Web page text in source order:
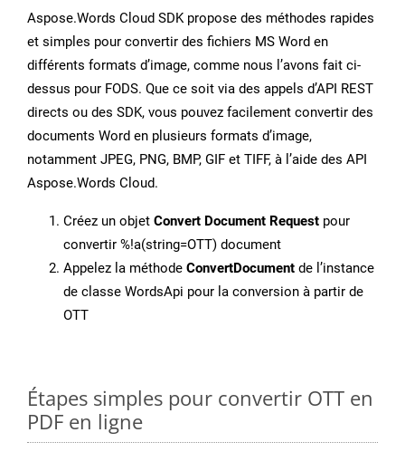
Aspose.Words Cloud SDK propose des méthodes rapides
et simples pour convertir des fichiers MS Word en
différents formats d’image, comme nous l’avons fait ci-
dessus pour FODS. Que ce soit via des appels d’API REST
directs ou des SDK, vous pouvez facilement convertir des
documents Word en plusieurs formats d’image,
notamment JPEG, PNG, BMP, GIF et TIFF, à l’aide des API
Aspose.Words Cloud.
Créez un objet Convert Document Request pour
convertir %!a(string=OTT) document
Appelez la méthode ConvertDocument de l’instance
de classe WordsApi pour la conversion à partir de
OTT
Étapes simples pour convertir OTT en
PDF en ligne